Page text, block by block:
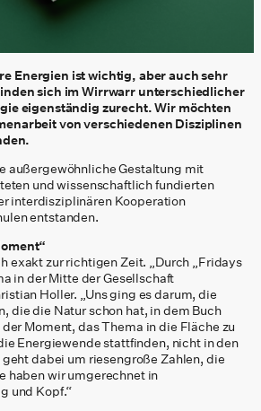
Energien ist wichtig, aber auch sehr
sich im Wirrwarr unterschiedlicher
eigenständig zurecht. Wir möchten
von verschiedenen Disziplinen
außergewöhnliche Gestaltung mit
und wissenschaftlich fundierten
interdisziplinären Kooperation
entstanden.
exakt zur richtigen Zeit. „Durch „Fridays
in der Mitte der Gesellschaft
Holler. „Uns ging es darum, die
die die Natur schon hat, in dem Buch
Moment, das Thema in die Fläche zu
Energiewende stattfinden, nicht in den
geht dabei um riesengroße Zahlen, die
haben wir umgerechnet in
und Kopf.“